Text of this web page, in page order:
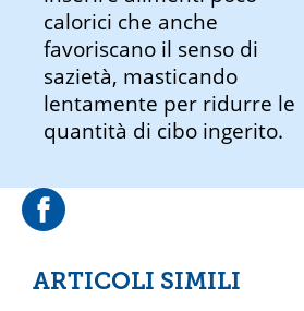
calorici che anche
favoriscano il senso di
sazietà, masticando
lentamente per ridurre le
quantità di cibo ingerito.
ARTICOLI SIMILI